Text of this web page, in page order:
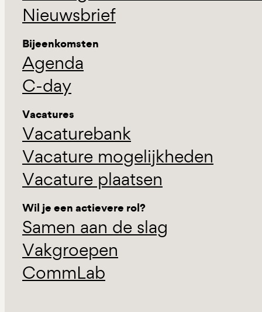
Nieuwsbrief
Bijeenkomsten
Agenda
C-day
Vacatures
Vacaturebank
Vacature mogelijkheden
Vacature plaatsen
Wil je een actievere rol?
Samen aan de slag
Vakgroepen
CommLab